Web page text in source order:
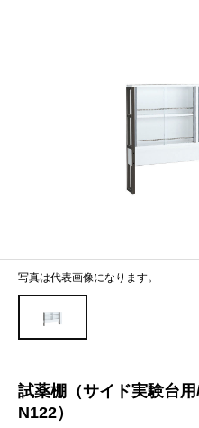
写真は代表画像になります。
試薬棚（サイド実験台
N122）